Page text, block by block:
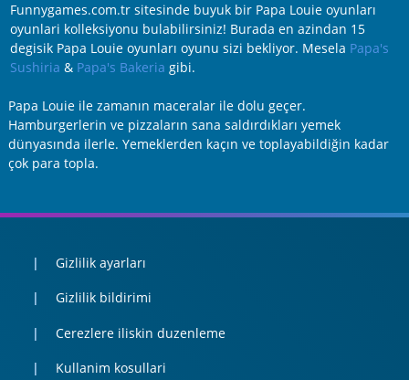
Funnygames.com.tr sitesinde buyuk bir Papa Louie oyunları
oyunlari kolleksiyonu bulabilirsiniz! Burada en azindan 15
degisik Papa Louie oyunları oyunu sizi bekliyor. Mesela Papa's
Sushiria & Papa's Bakeria gibi.
Papa Louie ile zamanın maceralar ile dolu geçer.
Hamburgerlerin ve pizzaların sana saldırdıkları yemek
dünyasında ilerle. Yemeklerden kaçın ve toplayabildiğin kadar
çok para topla.
Gizlilik ayarları
Gizlilik bildirimi
Cerezlere iliskin duzenleme
Kullanim kosullari